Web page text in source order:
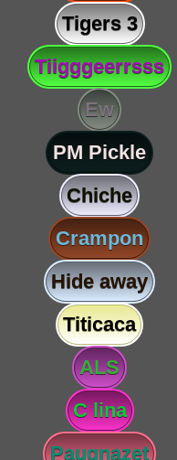
Tigers 3
Tiigggeerrsss
Ew
PM Pickle
Chiche
Crampon
Hide away
Titicaca
ALS
C lina
Paugnazet